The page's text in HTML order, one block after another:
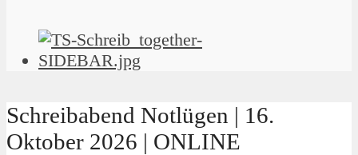
Schreibabend Notlügen | 16.
Oktober 2026 | ONLINE